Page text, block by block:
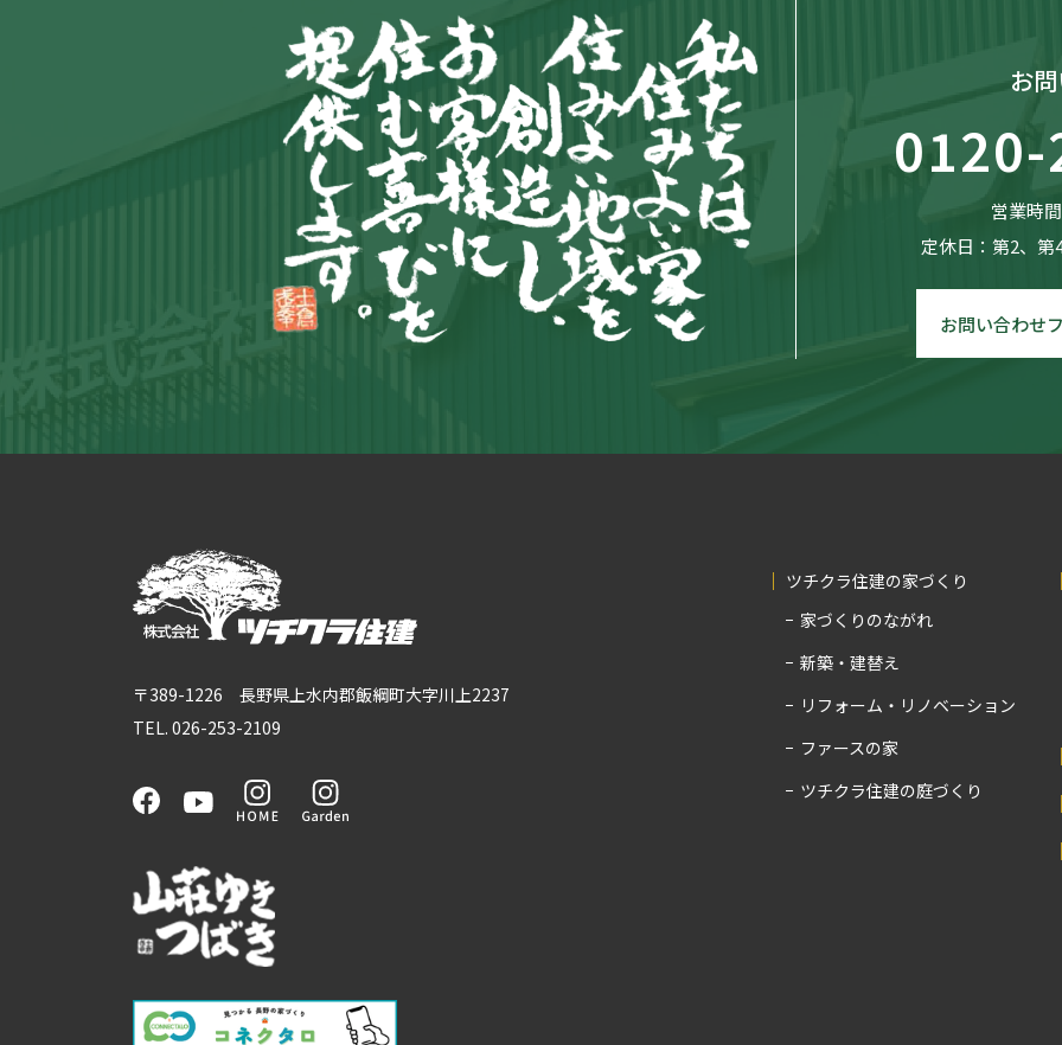
お
営業時
定休日：第2、第
お問い合わせ
〒389-1226 長野県上水内郡飯綱町大字川上2237
TEL. 026-253-2109
ツチクラ住建の家づくり
家づくりのながれ
新築・建替え
リフォーム・リノベーション
ファースの家
ツチクラ住建の庭づくり